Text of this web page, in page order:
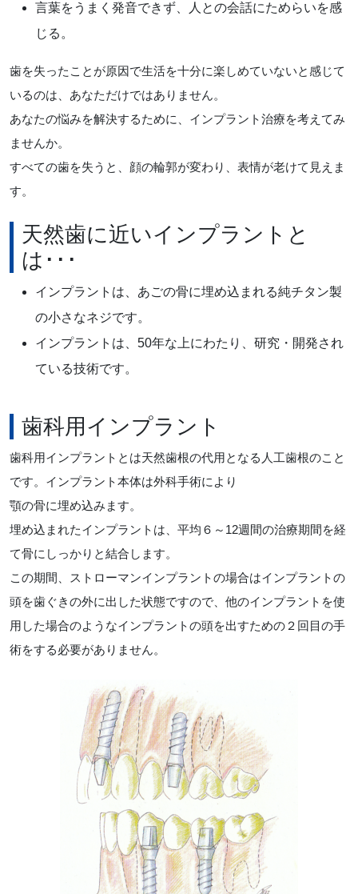
言葉をうまく発音できず、人との会話にためらいを感
じる。
歯を失ったことが原因で生活を十分に楽しめていないと感じて
いるのは、あなただけではありません。
あなたの悩みを解決するために、インプラント治療を考えてみ
ませんか。
すべての歯を失うと、顔の輪郭が変わり、表情が老けて見えま
す。
天然歯に近いインプラントと
は･･･
インプラントは、あごの骨に埋め込まれる純チタン製
の小さなネジです。
インプラントは、50年な上にわたり、研究・開発され
ている技術です。
歯科用インプラント
歯科用インプラントとは天然歯根の代用となる人工歯根のこと
です。インプラント本体は外科手術により
顎の骨に埋め込みます。
埋め込まれたインプラントは、平均６～12週間の治療期間を経
て骨にしっかりと結合します。
この期間、ストローマンインプラントの場合はインプラントの
頭を歯ぐきの外に出した状態ですので、他のインプラントを使
用した場合のようなインプラントの頭を出すための２回目の手
術をする必要がありません。